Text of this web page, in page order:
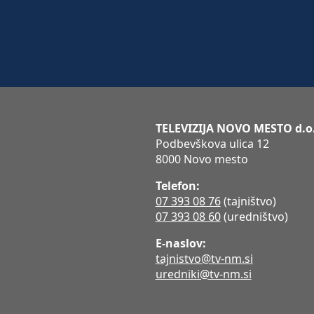
TELEVIZIJA NOVO MESTO
Podbevškova ulica 12
8000 Novo mesto
Telefon:
07 393 08 76(tajništvo)
07 393 08 60(uredništvo)
E-naslov:
tajnistvo@tv-nm.si
uredniki@tv-nm.si